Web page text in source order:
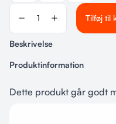
Tilføj til
Beskrivelse
Produktinformation
Ingen
Dette produkt går godt